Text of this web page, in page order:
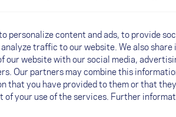
Dvojno 3D oblikovanje nam
čimer se lahko približamo
oblikovanja: Gube na nosu so
znatno boljše.
personalize content and ads, to provide
traffic to our website. We also
our website with our social media,
Our partners may combine this
that you have provided to them or that
of your use of the services. Further